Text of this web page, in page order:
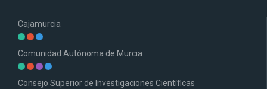
Cajamurcia
Comunidad Autónoma de Murcia
Consejo Superior de Investigaciones Científicas